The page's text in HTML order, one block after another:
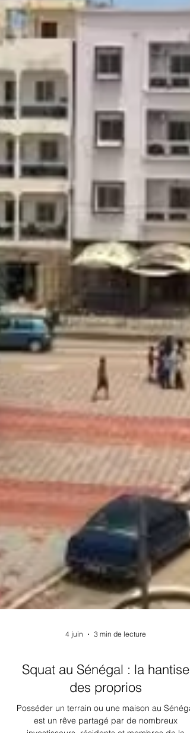
4 juin 3 min de lecture
Squat au Sénégal : la hantise